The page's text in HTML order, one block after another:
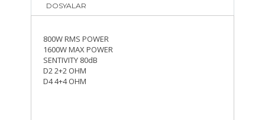
DOSYALAR
800W RMS POWER
1600W MAX POWER
SENTIVITY 80dB
D2 2+2 OHM
D4 4+4 OHM